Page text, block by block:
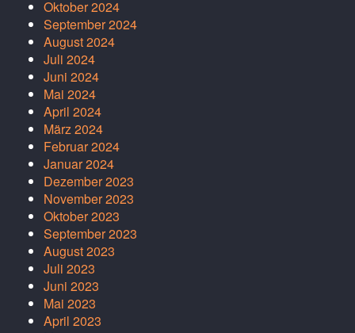
Oktober 2024
September 2024
August 2024
Juli 2024
Juni 2024
Mai 2024
April 2024
März 2024
Februar 2024
Januar 2024
Dezember 2023
November 2023
Oktober 2023
September 2023
August 2023
Juli 2023
Juni 2023
Mai 2023
April 2023